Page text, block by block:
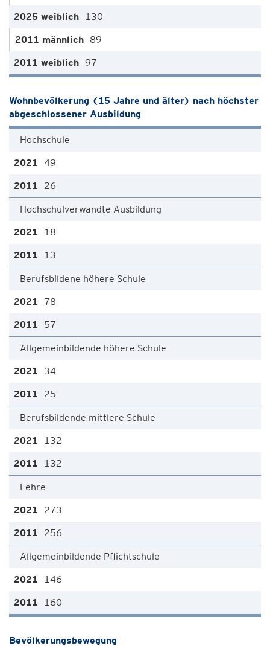
130
89
97
Wohnbevölkerung (15 Jahre und älter) nach höchster
abgeschlossener Ausbildung
Hochschule
49
26
Hochschulverwandte Ausbildung
18
13
Berufsbildene höhere Schule
78
57
Allgemeinbildende höhere Schule
34
25
Berufsbildende mittlere Schule
132
132
Lehre
273
256
Allgemeinbildende Pflichtschule
146
160
Bevölkerungsbewegung